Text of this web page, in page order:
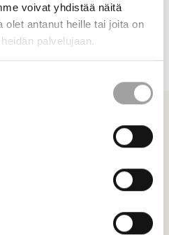
voivat yhdistää näitä
olet antanut heille tai joita on
palvelujaan.
– teidän ansiostanne ja
innolla kohti vuotta 2026!